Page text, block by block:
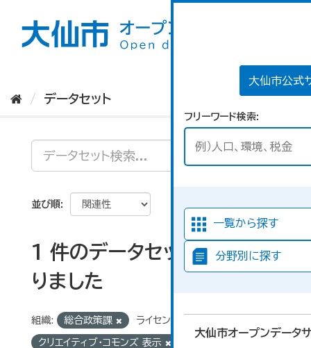
大仙市公式
フリーワード検索
一覧から探す
分野別に探す
大仙市オープンデータ
データセット
並び順
1 件のデータセットが見つか
りました
組織: 総合政策課 ライセンス:
クリエイティブ・コモンズ 表示